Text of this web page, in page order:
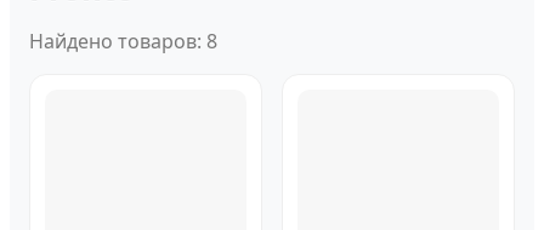
Найдено товаров: 8